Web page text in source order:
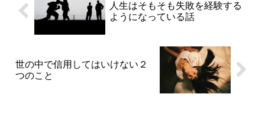
人生はそもそも失敗を経験する
ようになっている話
世の中で信用してはいけない２
つのこと